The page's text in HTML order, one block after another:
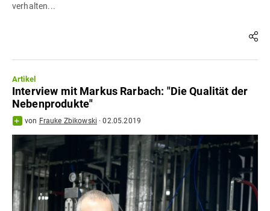
verhalten...
Artikel
Interview mit Markus Rarbach: "Die Qualität der
Nebenprodukte"
von Frauke Zbikowski ·02.05.2019